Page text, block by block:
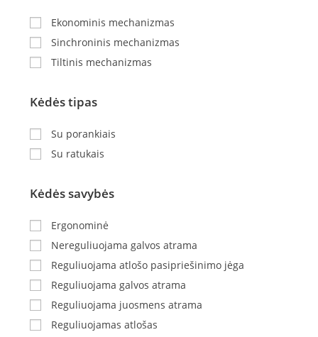
Ekonominis mechanizmas
Sinchroninis mechanizmas
Tiltinis mechanizmas
Kėdės tipas
Su porankiais
Su ratukais
Kėdės savybės
Ergonominė
Nereguliuojama galvos atrama
Reguliuojama atlošo pasipriešinimo jėga
Reguliuojama galvos atrama
Reguliuojama juosmens atrama
Reguliuojamas atlošas